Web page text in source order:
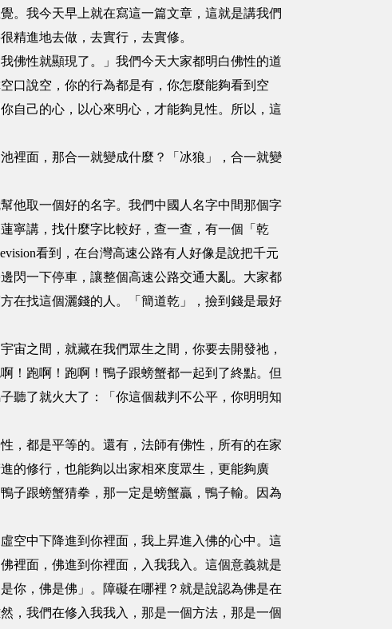
。我今天早上就在寫這一篇文章，這就是講我們
精進地去做，去實行，去實修。
佛性就顯現了。」我們今天大家都明白佛性的道
口說空，你的行為都是有，你怎麼能夠看到空
自己的心，以心來明心，才能夠見性。所以，這
裡面，那合一就變成什麼？「冰狼」，合一就變
他取一個好的名字。我們中國人名字中間那個字
寧講，找什麼字比較好，查一查，有一個「乾
看到，在台灣高速公路有人好像是說把千元
閃一下停車，讓整個高速公路交通大亂。大家都
在找這個灑錢的人。「簡道乾」，撿到錢是最好
宙之間，就藏在我們眾生之間，你要去開發祂，
！跑啊！跑啊！鴨子跟螃蟹都一起到了終點。但
聽了就火大了：「你這個裁判不公平，你明明知
，都是平等的。還有，法師有佛性，所有的在家
的修行，也能夠以出家相來度眾生，更能夠廣
子跟螃蟹猜拳，那一定是螃蟹贏，鴨子輸。因為
空中下降進到你裡面，我上昇進入佛的心中。這
裡面，佛進到你裡面，入我我入。這個意義就是
你，佛是佛」。障礙在哪裡？就是說認為佛是在
，我們在修入我我入，那是一個方法，那是一個